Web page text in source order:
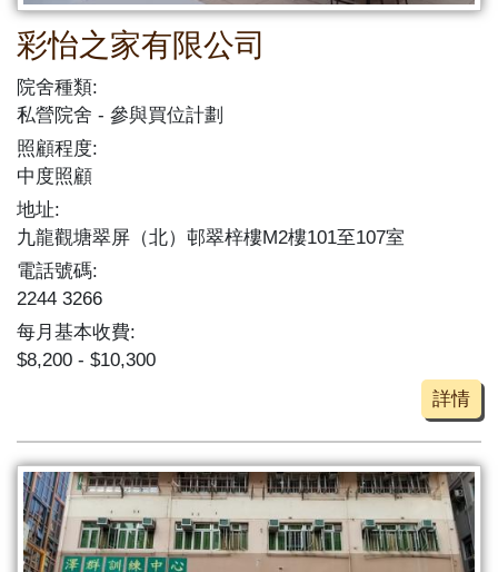
彩怡之家有限公司
院舍種類:
私營院舍
參與買位計劃
照顧程度:
中度照顧
地址:
九龍觀塘翠屏（北）邨翠梓樓M2樓101至107室
電話號碼:
2244 3266
每月基本收費:
$8,200 - $10,300
詳情